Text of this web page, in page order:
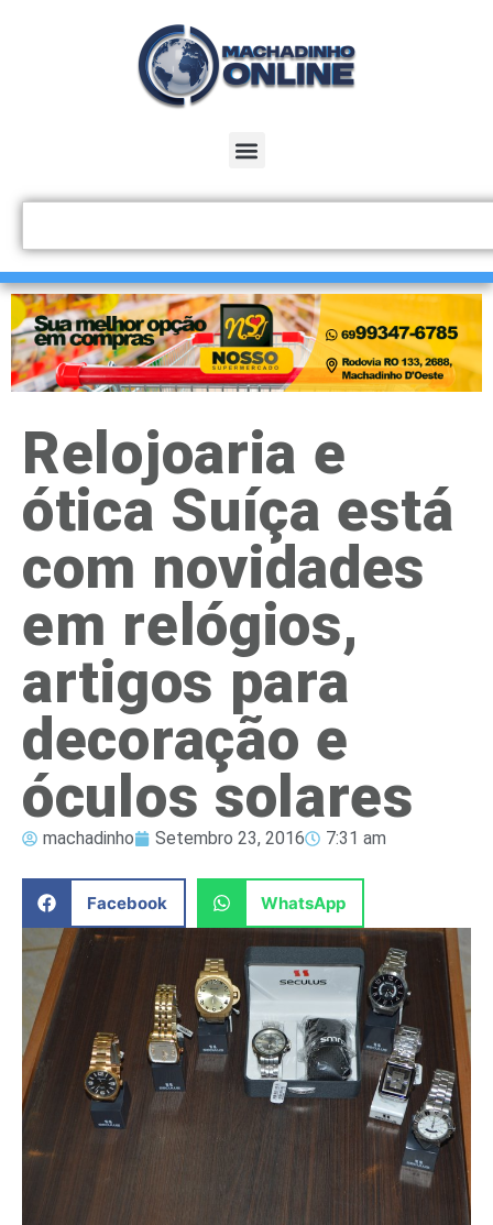
Relojoaria e
ótica Suíça está
com novidades
em relógios,
artigos para
decoração e
óculos solares
machadinho Setembro 23, 2016 7:31 am
Facebook WhatsApp